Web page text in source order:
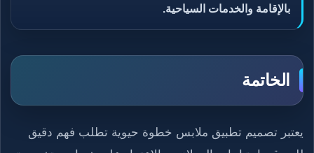
بالإقامة والخدمات السياحية.
الخاتمة
يعتبر تصميم تطبيق ملابس خطوة حيوية تطلب فهم دقيق